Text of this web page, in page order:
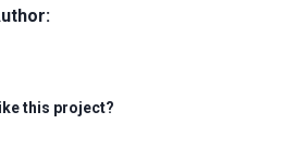
this project?